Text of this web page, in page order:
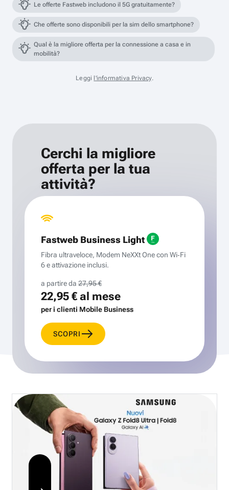
Le offerte Fastweb includono il 5G gratuitamente?
Che offerte sono disponibili per la sim dello smartphone?
Qual è la migliore offerta per la connessione a casa e in
mobilità?
Leggi l'informativa Privacy.
Cerchi la migliore
offerta per la tua
attività?
Fastweb Business Light
Fibra ultraveloce, Modem NeXXt One con Wi‑Fi
6 e attivazione inclusi.
a partire da 27,95 €
22,95 €al mese
per i clienti Mobile Business
SCOPRI